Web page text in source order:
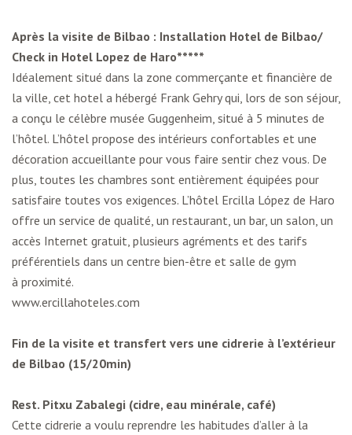
Après la visite de Bilbao : Installation Hotel de Bilbao/
Check in Hotel Lopez de Haro*****
Idéalement situé dans la zone commerçante et financière de
la ville, cet hotel a hébergé Frank Gehry qui, lors de son séjour,
a conçu le célèbre musée Guggenheim, situé à 5 minutes de
l’hôtel. L’hôtel propose des intérieurs confortables et une
décoration accueillante pour vous faire sentir chez vous. De
plus, toutes les chambres sont entièrement équipées pour
satisfaire toutes vos exigences. L’hôtel Ercilla López de Haro
offre un service de qualité, un restaurant, un bar, un salon, un
accès Internet gratuit, plusieurs agréments et des tarifs
préférentiels dans un centre bien-être et salle de gym
à proximité.
www.ercillahoteles.com
Fin de la visite et transfert vers une cidrerie à l’extérieur
de Bilbao (15/20min)
Rest. Pitxu Zabalegi (cidre, eau minérale, café)
Cette cidrerie a voulu reprendre les habitudes d’aller à la